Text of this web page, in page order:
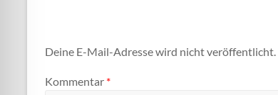
Deine E-Mail-Adresse wird nicht veröffentlicht.
Kommentar *